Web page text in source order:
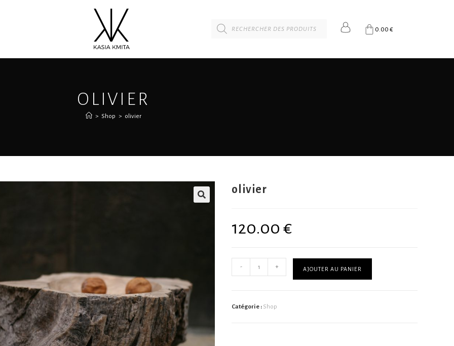
0.00€
OLIVIER
> Shop > olivier
olivier
120.00€
- + AJOUTER AU PANIER
Catégorie : Shop